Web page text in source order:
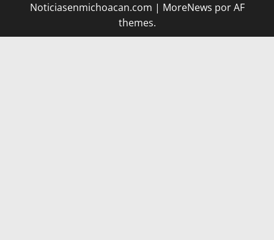
Noticiasenmichoacan.com | MoreNews por AF
themes.